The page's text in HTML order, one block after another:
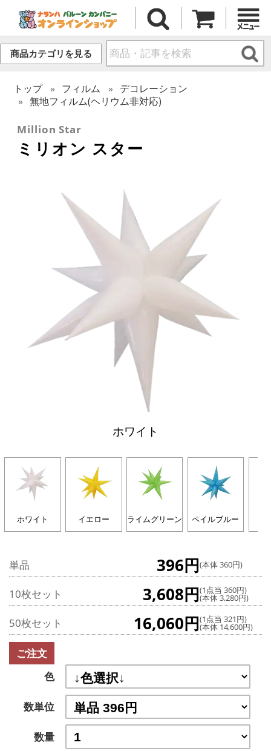
商品カテゴリを見る
トップ フィルム
デコレーション
無地フィルム(ヘリウム非対応)
Million Star
ミリオン スター
ホワイト
ホワイト イエロー ライムグリーン ペイルブルー
単品 396円(本体 360円)
10枚セット 3,608円(1点当 360円)
(本体 3,280円)
50枚セット 16,060円(1点当 321円)
(本体 14,600円)
ご注文
色
数単位
数量